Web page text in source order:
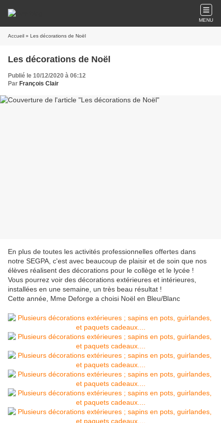
MENU
Accueil » Les décorations de Noël
Les décorations de Noël
Publié le 10/12/2020 à 06:12
Par François Clair
En plus de toutes les activités professionnelles offertes dans
notre SEGPA, c'est avec beaucoup de plaisir et de soin que nos
élèves réalisent des décorations pour le collège et le lycée !
Vous pourrez voir des décorations extérieures et intérieures,
installées en une semaine, un très beau résultat !
Cette année, Mme Deforge a choisi Noël en Bleu/Blanc